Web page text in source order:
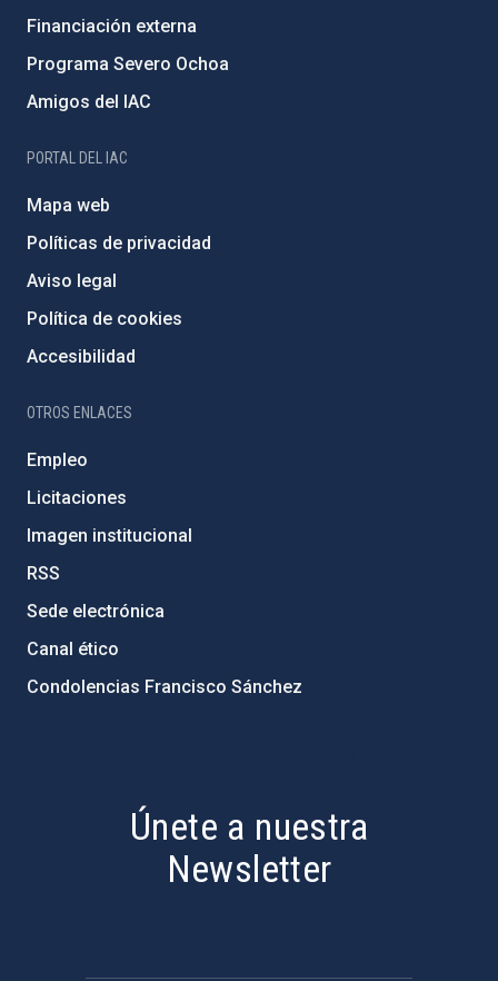
Financiación externa
Programa Severo Ochoa
Amigos del IAC
PORTAL DEL IAC
Mapa web
Políticas de privacidad
Aviso legal
Política de cookies
Accesibilidad
OTROS ENLACES
Empleo
Licitaciones
Imagen institucional
RSS
Sede electrónica
Canal ético
Condolencias Francisco Sánchez
Únete a nuestra
Newsletter